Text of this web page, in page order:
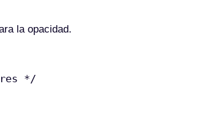
la opacidad.
*/